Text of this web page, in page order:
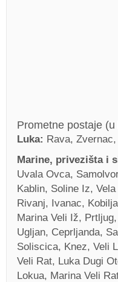
Prometne postaje
Luka: Rava,
Marine, privezišta i
Uvala Ovca,
Kablin, Soline Iz,
Rivanj, Ivanac,
Marina Veli Iž,
Ugljan, Ceprljanda,
Soliscica, Knez, Veli
Veli Rat, Luka Dugi
Lokua, Marina Veli